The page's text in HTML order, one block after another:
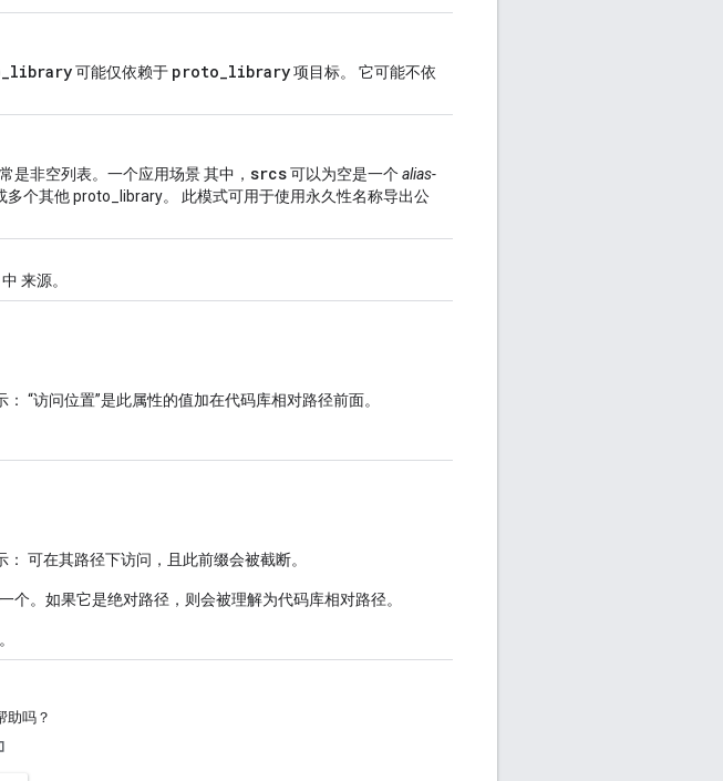
_library可能仅依赖于 proto_library项目标。 它可能不依
是非空列表。一个应用场景 其中， srcs可以为空是一个alias-
多个其他 proto_library。 此模式可用于使用永久性名称导出公
来源。
“访问位置”是此属性的值加在代码库相对路径前面。
可在其路径下访问，且此前缀会被截断。
。如果它是绝对路径，则会被理解为代码库相对路径。
助吗？